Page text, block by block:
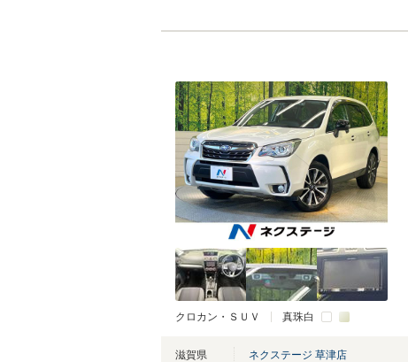
クロカン・ＳＵＶ 真珠白
滋賀県
ネクステージ 草津店